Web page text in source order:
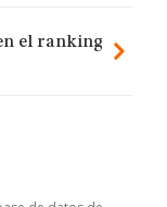
el ranking